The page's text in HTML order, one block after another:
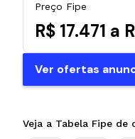
Preço Fipe
R$ 17.471 a
Ver ofertas
Veja a Tabela Fipe de